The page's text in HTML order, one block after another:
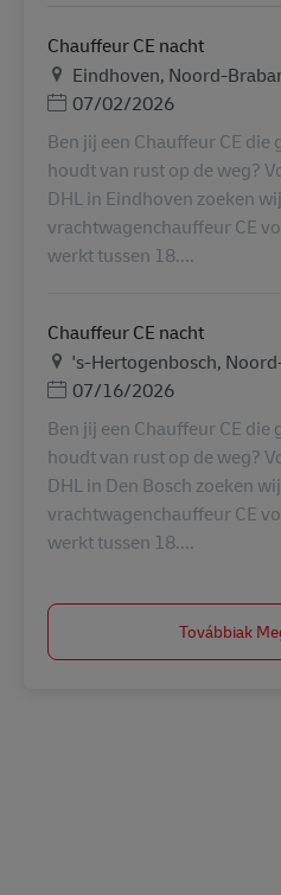
Chauffeur CE nacht
Helyszín
Eindhoven, Noord-
Posted Date
07/02/2026
Ben jij een Chauffeur CE die
houdt van rust op de weg?
DHL in Eindhoven zoeken
vrachtwagenchauffeur CE
werkt tussen 18....
Chauffeur CE nacht
Helyszín
's-Hertogenbosch,
Posted Date
07/16/2026
Ben jij een Chauffeur CE die
houdt van rust op de weg?
DHL in Den Bosch zoeken
vrachtwagenchauffeur CE
werkt tussen 18....
Továbbiak